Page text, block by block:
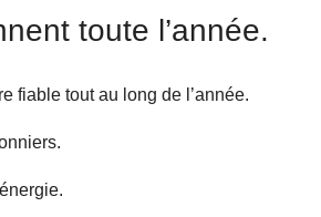
toute l’année.
fiable tout au long de l’année.